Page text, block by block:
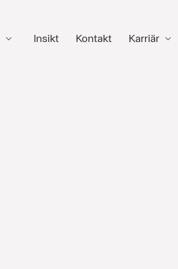
Insikt Kontakt Karriär